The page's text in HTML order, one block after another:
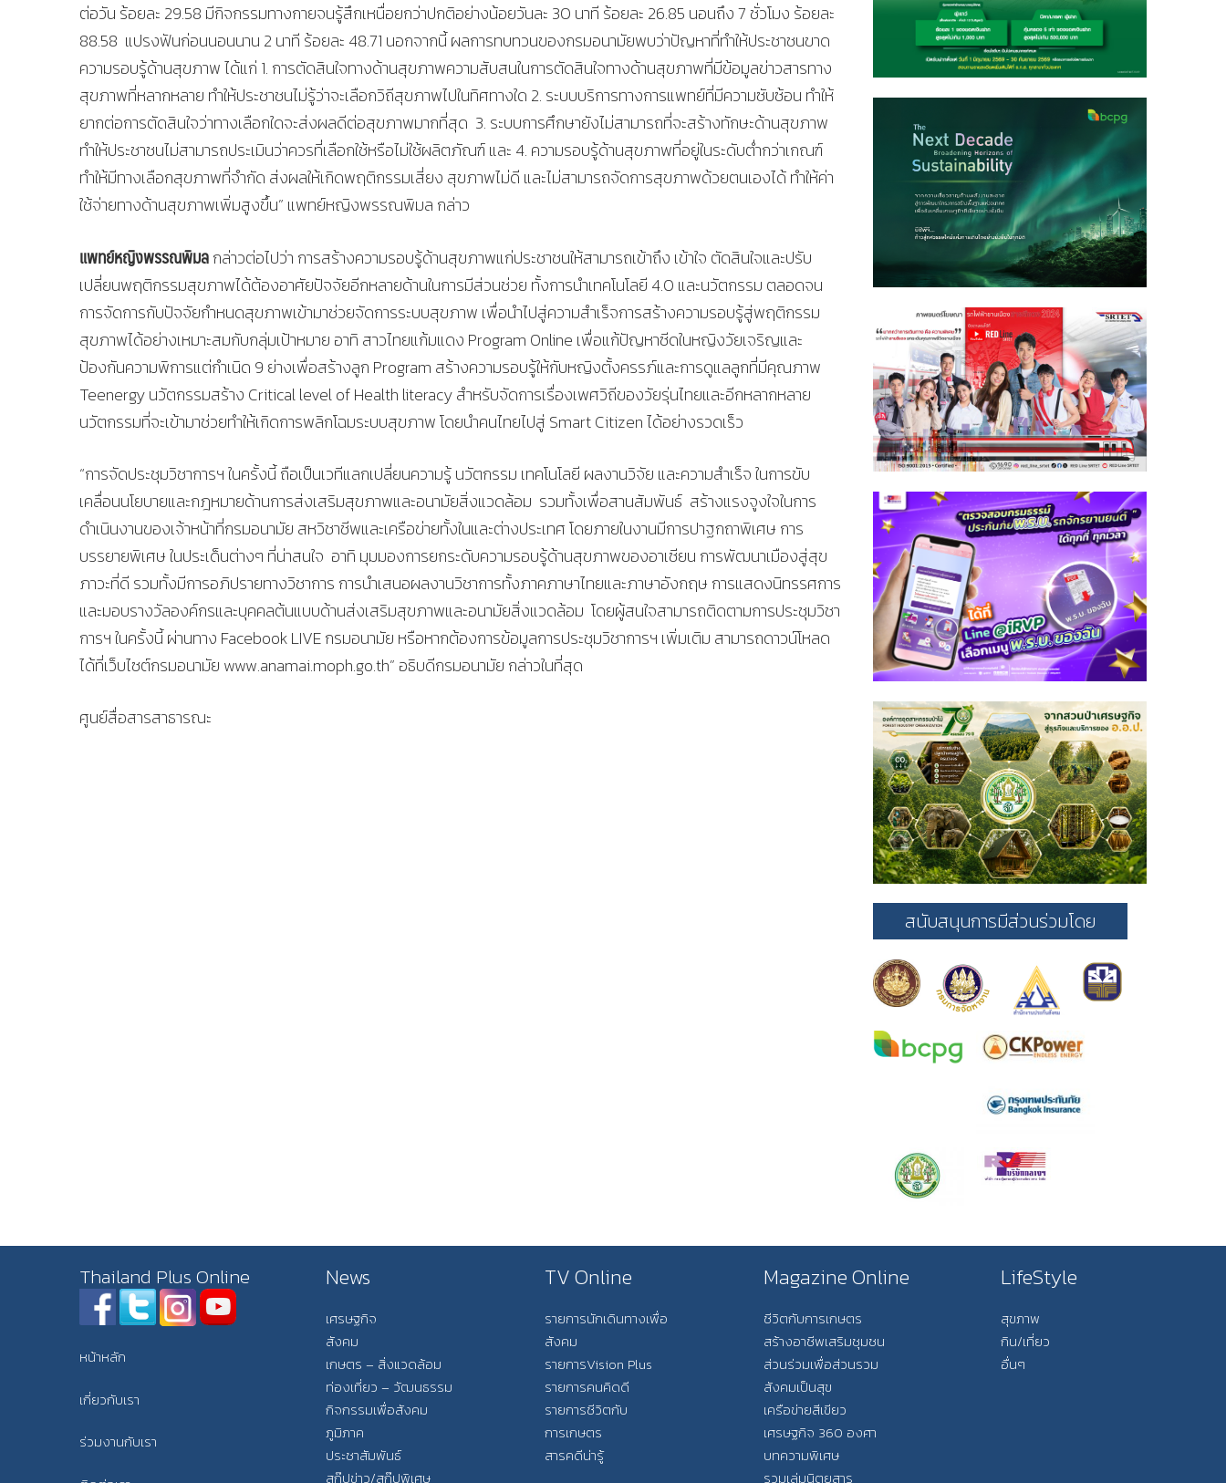
ต่อวัน ร้อยละ 29.58 มีกิจกรรมทางกายจนรู้สึกเหนื่อยกว่าปกติอย่างน้อยวันละ 30 นาที ร้อยละ 26.85 นอนถึง 7 ชั่วโมง ร้อยละ
88.58 แปรงฟันก่อนนอนนาน 2 นาที ร้อยละ 48.71 นอกจากนี้ ผลการทบทวนของกรมอนามัยพบว่าปัญหาที่ทำให้ประชาชนขาด
ความรอบรู้ด้านสุขภาพ ได้แก่ 1. การตัดสินใจทางด้านสุขภาพความสับสนในการตัดสินใจทางด้านสุขภาพที่มีข้อมูลข่าวสารทาง
สุขภาพที่หลากหลาย ทำให้ประชาชนไม่รู้ว่าจะเลือกวิถีสุขภาพไปในทิศทางใด 2. ระบบบริการทางการแพทย์ที่มีความซับซ้อน ทำให้
ยากต่อการตัดสินใจว่าทางเลือกใดจะส่งผลดีต่อสุขภาพมากที่สุด 3. ระบบการศึกษายังไม่สามารถที่จะสร้างทักษะด้านสุขภาพ
ทำให้ประชาชนไม่สามารถประเมินว่าควรที่เลือกใช้หรือไม่ใช้ผลิตภัณฑ์ และ 4. ความรอบรู้ด้านสุขภาพที่อยู่ในระดับต่ำกว่าเกณฑ์
ทำให้มีทางเลือกสุขภาพที่จำกัด ส่งผลให้เกิดพฤติกรรมเสี่ยง สุขภาพไม่ดี และไม่สามารถจัดการสุขภาพด้วยตนเองได้ ทำให้ค่า
ใช้จ่ายทางด้านสุขภาพเพิ่มสูงขึ้น” แพทย์หญิงพรรณพิมล กล่าว
แพทย์หญิงพรรณพิมลกล่าวต่อไปว่า การสร้างความรอบรู้ด้านสุขภาพแก่ประชาชนให้สามารถเข้าถึง เข้าใจ ตัดสินใจและปรับ
เปลี่ยนพฤติกรรมสุขภาพได้ต้องอาศัยปัจจัยอีกหลายด้านในการมีส่วนช่วย ทั้งการนำเทคโนโลยี 4.0 และนวัตกรรม ตลอดจน
การจัดการกับปัจจัยกำหนดสุขภาพเข้ามาช่วยจัดการระบบสุขภาพ เพื่อนำไปสู่ความสำเร็จการสร้างความรอบรู้สู่พฤติกรรม
สุขภาพได้อย่างเหมาะสมกับกลุ่มเป้าหมาย อาทิ สาวไทยแก้มแดง Program Online เพื่อแก้ปัญหาซีดในหญิงวัยเจริญและ
ป้องกันความพิการแต่กำเนิด 9 ย่างเพื่อสร้างลูก Program สร้างความรอบรู้ให้กับหญิงตั้งครรภ์และการดูแลลูกที่มีคุณภาพ
Teenergy นวัตกรรมสร้าง Critical level of Health literacy สำหรับจัดการเรื่องเพศวิถีของวัยรุ่นไทยและอีกหลากหลาย
นวัตกรรมที่จะเข้ามาช่วยทำให้เกิดการพลิกโฉมระบบสุขภาพ โดยนำคนไทยไปสู่ Smart Citizen ได้อย่างรวดเร็ว
“การจัดประชุมวิชาการฯ ในครั้งนี้ ถือเป็นเวทีแลกเปลี่ยนความรู้ นวัตกรรม เทคโนโลยี ผลงานวิจัย และความสำเร็จ ในการขับ
เคลื่อนนโยบายและกฎหมายด้านการส่งเสริมสุขภาพและอนามัยสิ่งแวดล้อม รวมทั้งเพื่อสานสัมพันธ์ สร้างแรงจูงใจในการ
ดำเนินงานของเจ้าหน้าที่กรมอนามัย สหวิชาชีพและเครือข่ายทั้งในและต่างประเทศ โดยภายในงานมีการปาฐกถาพิเศษ การ
บรรยายพิเศษ ในประเด็นต่างๆ ที่น่าสนใจ อาทิ มุมมองการยกระดับความรอบรู้ด้านสุขภาพของอาเซียน การพัฒนาเมืองสู่สุข
ภาวะที่ดี รวมทั้งมีการอภิปรายทางวิชาการ การนำเสนอผลงานวิชาการทั้งภาคภาษาไทยและภาษาอังกฤษ การแสดงนิทรรศการ
และมอบรางวัลองค์กรและบุคคลต้นแบบด้านส่งเสริมสุขภาพและอนามัยสิ่งแวดล้อม โดยผู้สนใจสามารถติดตามการประชุมวิชา
การฯ ในครั้งนี้ ผ่านทาง Facebook LIVE กรมอนามัย หรือหากต้องการข้อมูลการประชุมวิชาการฯ เพิ่มเติม สามารถดาวน์โหลด
ได้ที่เว็บไซต์กรมอนามัย www.anamai.moph.go.th” อธิบดีกรมอนามัย กล่าวในที่สุด
ศูนย์สื่อสารสาธารณะ
สนับสนุนการมีส่วนร่วมโดย
Thailand Plus Online
หน้าหลัก
เกี่ยวกับเรา
ร่วมงานกับเรา
News
เศรษฐกิจ
สังคม
เกษตร – สิ่งแวดล้อม
ท่องเที่ยว – วัฒนธรรม
กิจกรรมเพื่อสังคม
ภูมิภาค
ประชาสัมพันธ์
สกู๊ปข่าว/สกู๊ปพิเศษ
TV Online
รายการนักเดินทางเพื่อ
สังคม
รายการVision Plus
รายการคนคิดดี
รายการชีวิตกับ
การเกษตร
สารคดีน่ารู้
Magazine Online
ชีวิตกับการเกษตร
สร้างอาชีพเสริมชุมชน
ส่วนร่วมเพื่อส่วนรวม
สังคมเป็นสุข
เครือข่ายสีเขียว
เศรษฐกิจ 360 องศา
บทความพิเศษ
รวมเล่มนิตยสาร
LifeStyle
สุขภาพ
กิน/เที่ยว
อื่นๆ